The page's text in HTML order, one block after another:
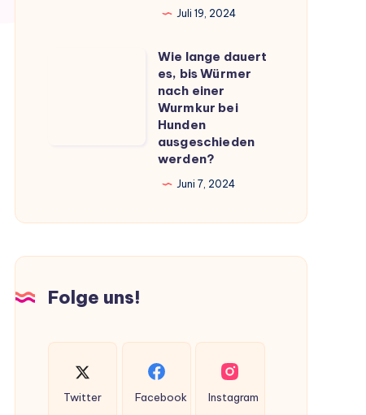
Juli 19, 2024
Hunden
ausgeschieden
Wie lange dauert
es, bis Würmer
nach einer
Wurmkur bei
Hunden
ausgeschieden
werden?
Juni 7, 2024
Folge uns!
Twitter Facebook Instagram